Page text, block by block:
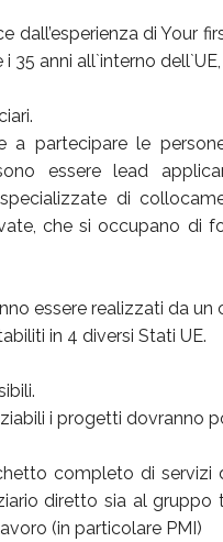
dall’esperienza di Your
i 35 anni all`interno
a partecipare le
essere lead
di
che si occupano di
essere realizzati da
in 4 diversi Stati UE.
i progetti dovranno
completo di
diretto sia al gruppo
(in particolare PMI)